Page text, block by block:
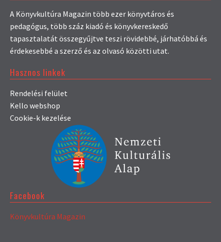
A Könyvkultúra Magazin több ezer könyvtáros és
pedagógus, több száz kiadó és könyvkereskedő
tapasztalatát összegyűjtve teszi rövidebbé, járhatóbbá és
érdekesebbé a szerző és az olvasó közötti utat.
Hasznos linkek
Rendelési felület
Kello webshop
Cookie-k kezelése
Facebook
Könyvkultúra Magazin